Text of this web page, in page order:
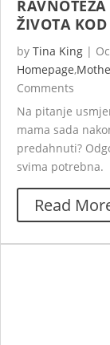
ŽIVOTA
by Tina King |
Homepage,
Comments
Na pitanje
mama sada
predahnuti?
svima potrebna.
Read